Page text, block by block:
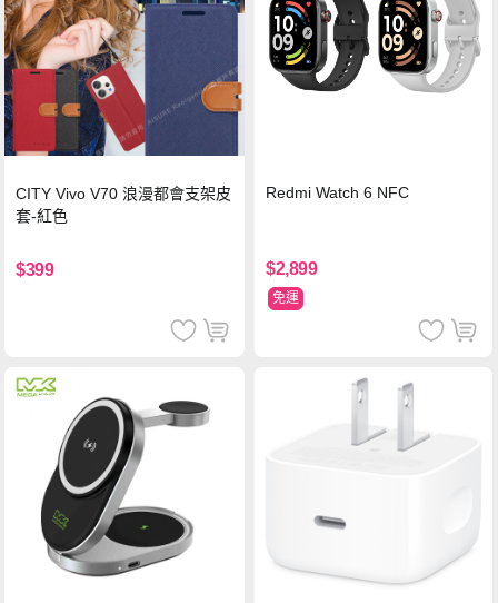
CITY Vivo V70 浪漫都會支架皮
套-紅色
$399
Redmi Watch 6 NFC
$2,899
免運